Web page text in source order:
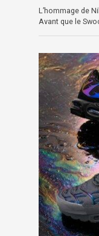
L’hommage de
Avant que le